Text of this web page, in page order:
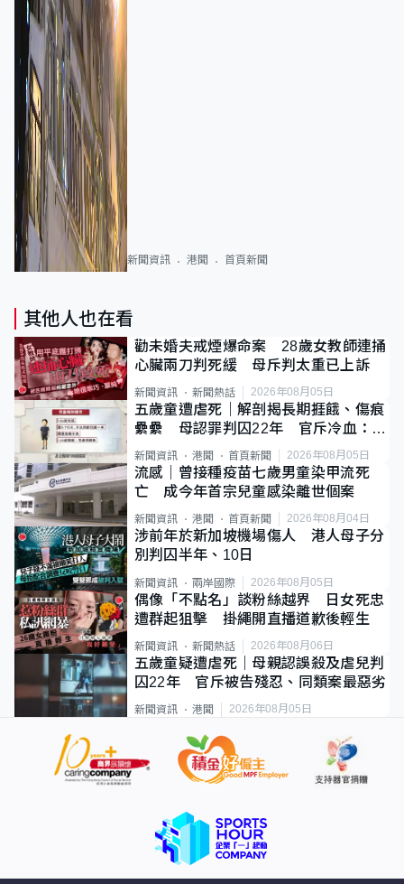
新聞資訊 港聞 首頁新聞
其他人也在看
勸未婚夫戒煙爆命案 28歲女教師連捅
心臟兩刀判死緩 母斥判太重已上訴
新聞資訊 新聞熱話 2026年08月05日
五歲童遭虐死｜解剖揭長期捱餓、傷痕
纍纍 母認罪判囚22年 官斥冷血：同
類案最惡劣
新聞資訊 港聞 首頁新聞 2026年08月05日
流感｜曾接種疫苗七歲男童染甲流死
亡 成今年首宗兒童感染離世個案
新聞資訊 港聞 首頁新聞 2026年08月04日
涉前年於新加坡機場傷人 港人母子分
別判囚半年、10日
新聞資訊 兩岸國際 2026年08月05日
偶像「不點名」談粉絲越界 日女死忠
遭群起狙擊 掛繩開直播道歉後輕生
新聞資訊 新聞熱話 2026年08月06日
五歲童疑遭虐死｜母親認誤殺及虐兒判
囚22年 官斥被告殘忍、同類案最惡劣
新聞資訊 港聞 2026年08月05日